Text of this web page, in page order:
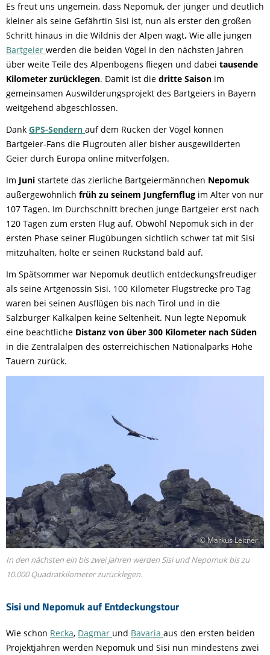
Es freut uns ungemein, dass Nepomuk, der jünger und deutlich
kleiner als seine Gefährtin Sisi ist, nun als erster den großen
Schritt hinaus in die Wildnis der Alpen wagt. Wie alle jungen
Bartgeier werden die beiden Vögel in den nächsten Jahren
über weite Teile des Alpenbogens fliegen und dabei tausende
Kilometer zurücklegen. Damit ist die dritte Saison im
gemeinsamen Auswilderungsprojekt des Bartgeiers in Bayern
weitgehend abgeschlossen.
Dank GPS-Sendern auf dem Rücken der Vögel können
Bartgeier-Fans die Flugrouten aller bisher ausgewilderten
Geier durch Europa online mitverfolgen.
Im Juni startete das zierliche Bartgeiermännchen Nepomuk
außergewöhnlich früh zu seinem Jungfernflug im Alter von nur
107 Tagen. Im Durchschnitt brechen junge Bartgeier erst nach
120 Tagen zum ersten Flug auf. Obwohl Nepomuk sich in der
ersten Phase seiner Flugübungen sichtlich schwer tat mit Sisi
mitzuhalten, holte er seinen Rückstand bald auf.
Im Spätsommer war Nepomuk deutlich entdeckungsfreudiger
als seine Artgenossin Sisi. 100 Kilometer Flugstrecke pro Tag
waren bei seinen Ausflügen bis nach Tirol und in die
Salzburger Kalkalpen keine Seltenheit. Nun legte Nepomuk
eine beachtliche Distanz von über 300 Kilometer nach Süden
in die Zentralalpen des österreichischen Nationalparks Hohe
Tauern zurück.
Sisi und Nepomuk auf Entdeckungstour
© Markus Leitner
In den nächsten ein bis zwei Jahren werden Sisi und Nepomuk bis zu
10.000 Quadratkilometer zurücklegen.
Wie schon Recka, Dagmar und Bavaria aus den ersten beiden
Projektjahren werden Nepomuk und Sisi nun mindestens zwei